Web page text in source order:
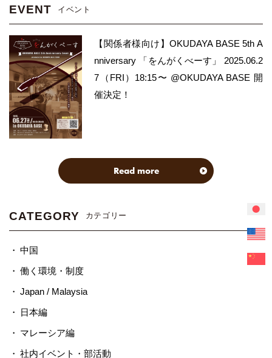
EVENT イベント
【関係者様向け】OKUDAYA BASE 5th A
nniversary 「をんがくべーす」 2025.06.2
7（FRI）18:15〜 @OKUDAYA BASE 開
催決定！
Read more
CATEGORY カテゴリー
中国
働く環境・制度
Japan / Malaysia
日本編
マレーシア編
社内イベント・部活動